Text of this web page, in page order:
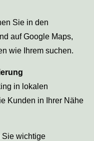
Sie in den
auf Google Maps,
wie Ihrem suchen.
in lokalen
Kunden in Ihrer Nähe
Sie wichtige